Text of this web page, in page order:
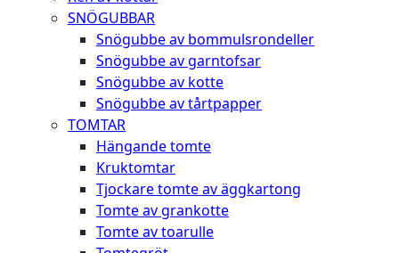
SNÖGUBBAR
Snögubbe av bommulsrondeller
Snögubbe av garntofsar
Snögubbe av kotte
Snögubbe av tårtpapper
TOMTAR
Hängande tomte
Kruktomtar
Tjockare tomte av äggkartong
Tomte av grankotte
Tomte av toarulle